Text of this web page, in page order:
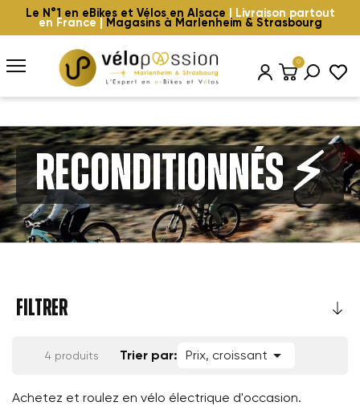
Le N°1 en eBikes et Vélos en Alsace | Livraison partout
en France | Magasins à Marlenheim & Strasbourg
0
Reconditionnés ⚡️
FILTRER
4 produits Trier par: Prix, croissant 
Achetez et roulez en vélo électrique d'occasion.